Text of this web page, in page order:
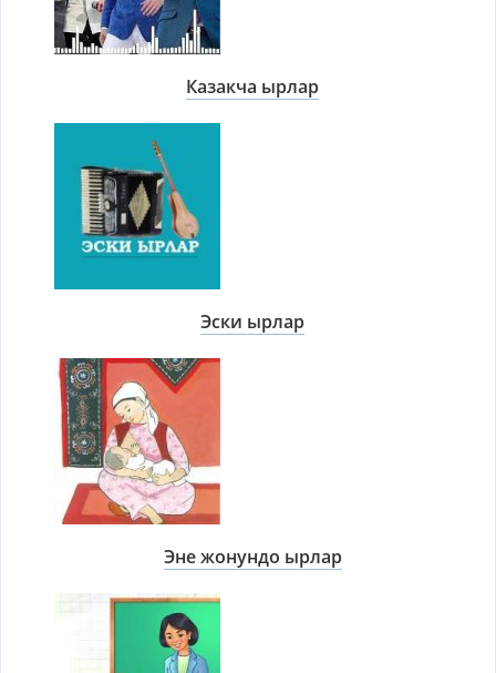
Казакча ырлар
Эски ырлар
Эне жонундо ырлар